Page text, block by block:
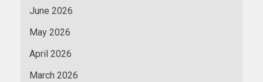
June 2026
May 2026
April 2026
March 2026